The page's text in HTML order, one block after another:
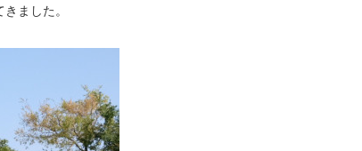
ました。